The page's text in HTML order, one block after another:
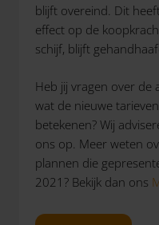
blijft overeind. Dit
effect op de
schijf, blijft
Heb jij vragen over de
wat de nieuwe
betekenen? Wij
ons op. Meer weten
plannen die
2021? Bekijk dan ons